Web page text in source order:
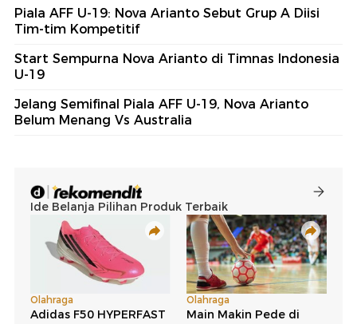
Piala AFF U-19: Nova Arianto Sebut Grup A Diisi
Tim-tim Kompetitif
Start Sempurna Nova Arianto di Timnas Indonesia
U-19
Jelang Semifinal Piala AFF U-19, Nova Arianto
Belum Menang Vs Australia